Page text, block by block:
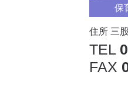
保
住所 三
TEL
FAX